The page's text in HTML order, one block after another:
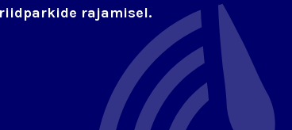
rajamisel.